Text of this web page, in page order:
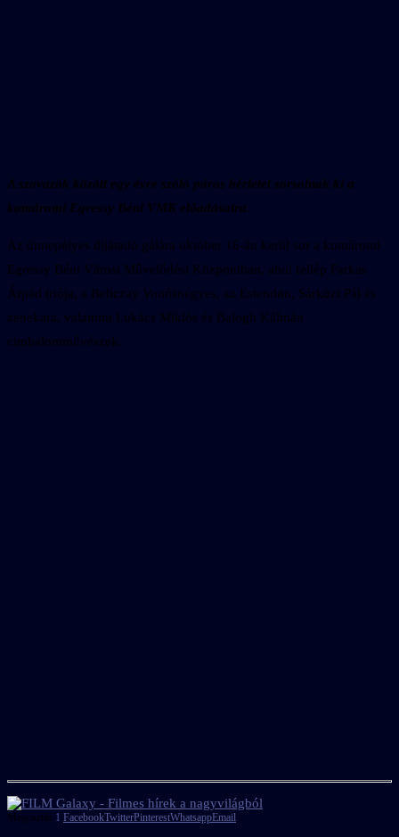
A szavazók között egy évre szóló páros bérletet sorsolnak ki a
komáromi Egressy Béni VMK előadásaira.
Az ünnepélyes díjátadó gálára október 16-án kerül sor a komáromi
Egressy Béni Városi Művelődési Központban, ahol fellép Farkas
Árpád triója, a Beliczay Vonósnégyes, az Estendøn, Sárközi Pál és
zenekara, valamint Lukács Miklós és Balogh Kálmán
cimbalomművészek.
Megosztás 1 FacebookTwitterPinterestWhatsappEmail